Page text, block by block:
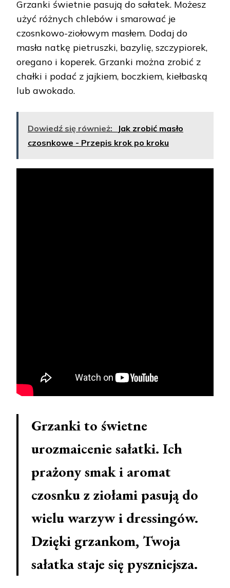
Grzanki świetnie pasują do sałatek. Możesz
użyć różnych chlebów i smarować je
czosnkowo-ziołowym masłem. Dodaj do
masła natkę pietruszki, bazylię, szczypiorek,
oregano i koperek. Grzanki można zrobić z
chałki i podać z jajkiem, boczkiem, kiełbaską
lub awokado.
Dowiedź się również:
Jak zrobić masło
czosnkowe - Przepis krok po kroku
Grzanki to świetne
urozmaicenie sałatki. Ich
prażony smak i aromat
czosnku z ziołami pasują do
wielu warzyw i dressingów.
Dzięki grzankom, Twoja
sałatka staje się pyszniejsza.